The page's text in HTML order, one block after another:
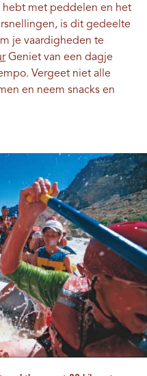
hebt met peddelen en het
is dit gedeelte
je vaardigheden te
Geniet van een dagje
Vergeet niet alle
en neem snacks en